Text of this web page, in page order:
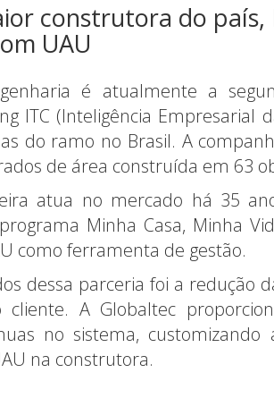
construtora do país,
UAU
é atualmente a
ITC (Inteligência Empresarial
do ramo no Brasil. A
de área construída em 63
atua no mercado há 35
Minha Casa, Minha
como ferramenta de gestão.
dessa parceria foi a redução
cliente. A Globaltec
no sistema,
na construto­ra.